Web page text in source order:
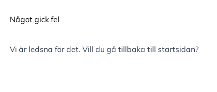
Något gick fel
Vi är ledsna för det. Vill du gå tillbaka till startsidan?